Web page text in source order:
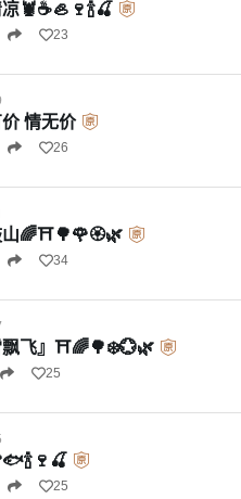
🦞☕🦪🍷🍾🍒
23
【夏天】黄金有价 情无价
26
山🌈⛩️🌳🌹🏵️🌿
34
飘飞』⛩️🌈🌳❄️💮🌿
25
25